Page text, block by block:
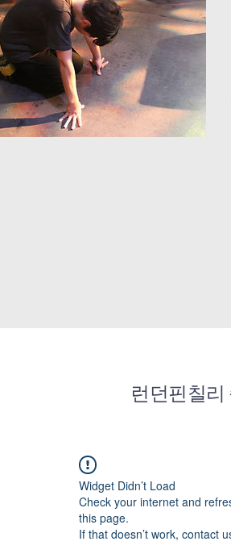
런던핀칠리
Widget Didn’t Load
Check your internet and
this page.
If that doesn’t work, contact